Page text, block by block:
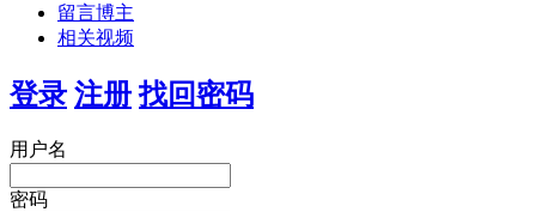
留言博主
相关视频
登录 注册 找回密码
用户名
密码